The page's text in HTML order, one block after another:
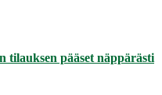
tilauksen pääset näppärästi